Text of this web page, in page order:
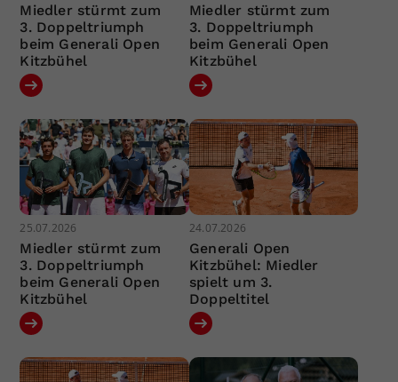
Miedler stürmt zum
3. Doppeltriumph
beim Generali Open
Kitzbühel
Miedler stürmt zum
3. Doppeltriumph
beim Generali Open
Kitzbühel
25.07.2026
Miedler stürmt zum
3. Doppeltriumph
beim Generali Open
Kitzbühel
24.07.2026
Generali Open
Kitzbühel: Miedler
spielt um 3.
Doppeltitel